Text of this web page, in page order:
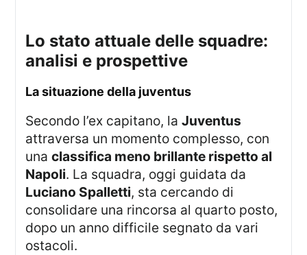
lo stato attuale delle squadre:
analisi e prospettive
la situazione della juventus
Secondo l’ex capitano, laJuventus
attraversa un momento complesso, con
unaclassifica meno brillante rispetto al
Napoli. La squadra, oggi guidata da
Luciano Spalletti, sta cercando di
consolidare una rincorsa al quarto posto,
dopo un anno difficile segnato da vari
ostacoli.